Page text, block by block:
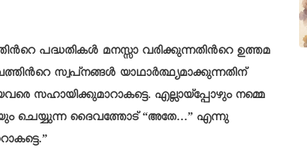
പദ്ധതികൾ മനസ്സാ വരിക്കുന്നതിന്‍റെ ഉത്തമ
സ്വപ്നങ്ങൾ യാഥാർത്ഥ്യമാക്കുന്നതിന്
സഹായിക്കുമാറാകട്ടെ. എല്ലായ്പ്പോഴും നമ്മെ
ചെയ്യുന്ന ദൈവത്തോട് “അതേ…” എന്നു